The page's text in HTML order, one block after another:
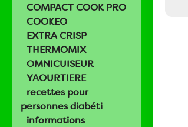
COMPACT COOK PRO
COOKEO
EXTRA CRISP
THERMOMIX
OMNICUISEUR
YAOURTIERE
recettes pour
personnes diabéti
informations